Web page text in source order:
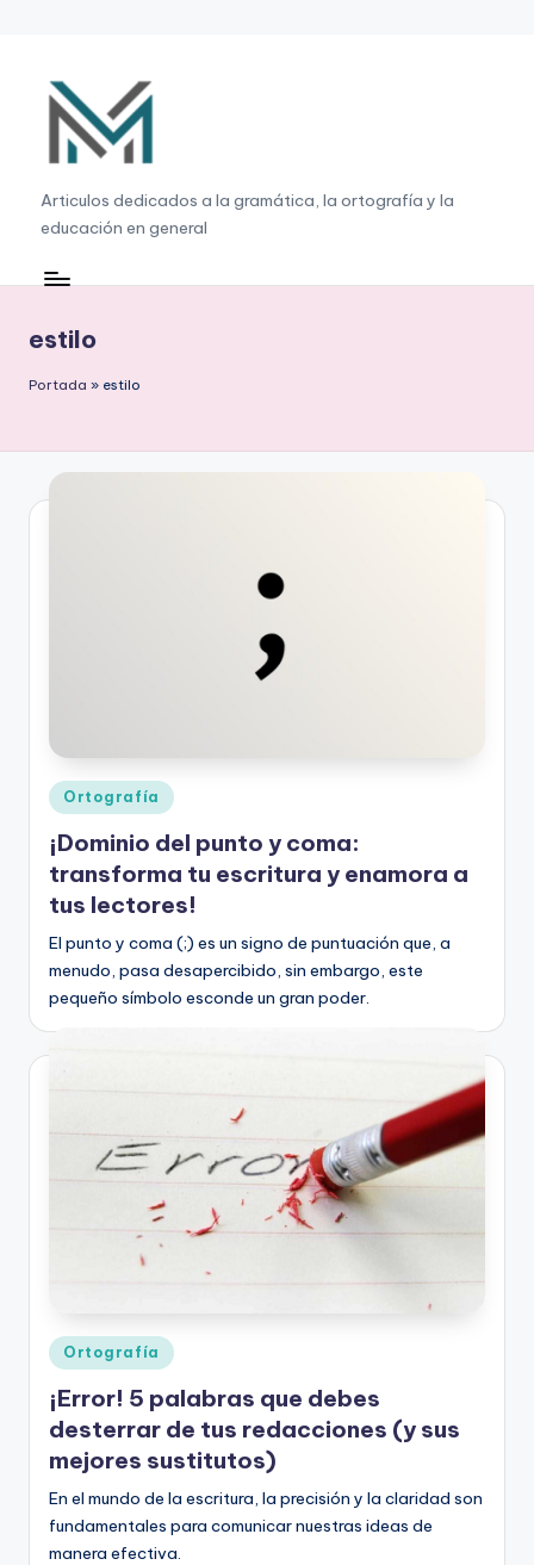
contenido
G
r
a
á
ti
a
a
fí
a
y
e
d
u
c
a
Articulos dedicados a la gramática, la ortografía y la
educación en general
estilo
Portada » estilo
Publicado
en
Ortografía
¡Dominio del punto y coma:
transforma tu escritura y enamora a
tus lectores!
El punto y coma (;) es un signo de puntuación que, a
menudo, pasa desapercibido, sin embargo, este
pequeño símbolo esconde un gran poder.
Publicado
en
Ortografía
¡Error! 5 palabras que debes
desterrar de tus redacciones (y sus
mejores sustitutos)
En el mundo de la escritura, la precisión y la claridad son
fundamentales para comunicar nuestras ideas de
manera efectiva.